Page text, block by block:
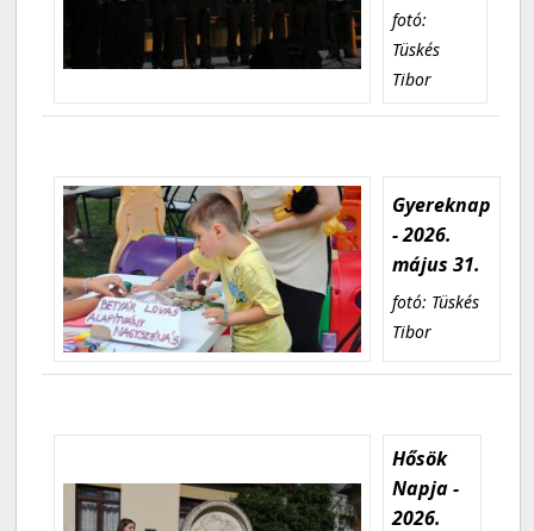
fotó:
Tüskés
Tibor
Gyereknap
- 2026.
május 31.
fotó: Tüskés
Tibor
Hősök
Napja -
2026.